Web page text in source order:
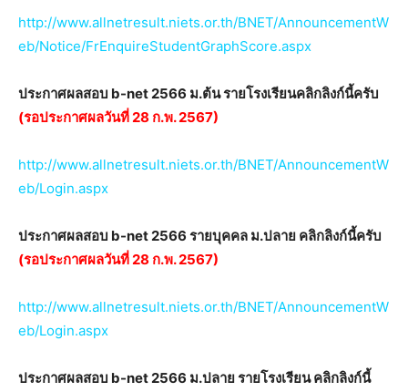
http://www.allnetresult.niets.or.th/BNET/AnnouncementW
eb/Notice/FrEnquireStudentGraphScore.aspx
ประกาศผลสอบ b-net 2566 ม.ต้น รายโรงเรียนคลิกลิงก์นี้ครับ
(รอประกาศผลวันที่ 28 ก.พ. 2567)
http://www.allnetresult.niets.or.th/BNET/AnnouncementW
eb/Login.aspx
ประกาศผลสอบ b-net 2566 รายบุคคล ม.ปลาย คลิกลิงก์นี้ครับ
(รอประกาศผลวันที่ 28 ก.พ. 2567)
http://www.allnetresult.niets.or.th/BNET/AnnouncementW
eb/Login.aspx
ประกาศผลสอบ b-net 2566 ม.ปลาย รายโรงเรียน คลิกลิงก์นี้